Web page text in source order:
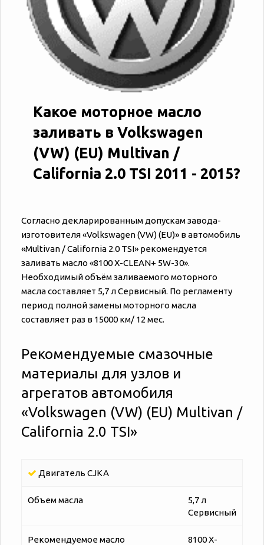
Какое моторное масло
заливать в Volkswagen
(VW) (EU) Multivan /
California 2.0 TSI 2011 - 2015?
Согласно декларированным допускам завода-
изготовителя «‎‎Volkswagen (VW) (EU)» в автомобиль
«‎‎Multivan / California 2.0 TSI» рекомендуется
заливать масло «8100 X-CLEAN+ 5W-30».
Необходимый объём заливаемого моторного
масла составляет 5,7 л Сервисный. По регламенту
период полной замены моторного масла
составляет раз в 15000 км/ 12 мес.
Рекомендуемые смазочные
материалы для узлов и
агрегатов автомобиля
«‎‎Volkswagen (VW) (EU) Multivan /
California 2.0 TSI»
Двигатель CJKA
Объем масла
5,7 л
Сервисный
Рекомендуемое масло
8100 X-